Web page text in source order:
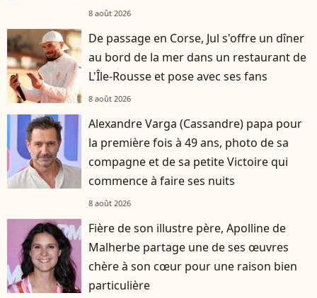
8 août 2026
De passage en Corse, Jul s'offre un dîner
au bord de la mer dans un restaurant de
L'Île-Rousse et pose avec ses fans
8 août 2026
Alexandre Varga (Cassandre) papa pour
la première fois à 49 ans, photo de sa
compagne et de sa petite Victoire qui
commence à faire ses nuits
8 août 2026
Fière de son illustre père, Apolline de
Malherbe partage une de ses œuvres
chère à son cœur pour une raison bien
particulière